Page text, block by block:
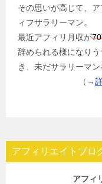
その思いが高じて、
ィフサラリーマン。
最近アフィリ月収が
辞められる様になり
き、未だサラリーマ
（→
アフィリエイトブロ
アフィ